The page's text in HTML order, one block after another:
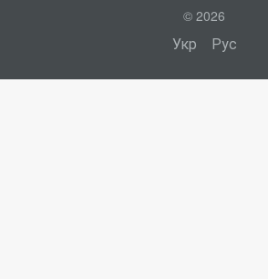
© 2026
Укр Рус